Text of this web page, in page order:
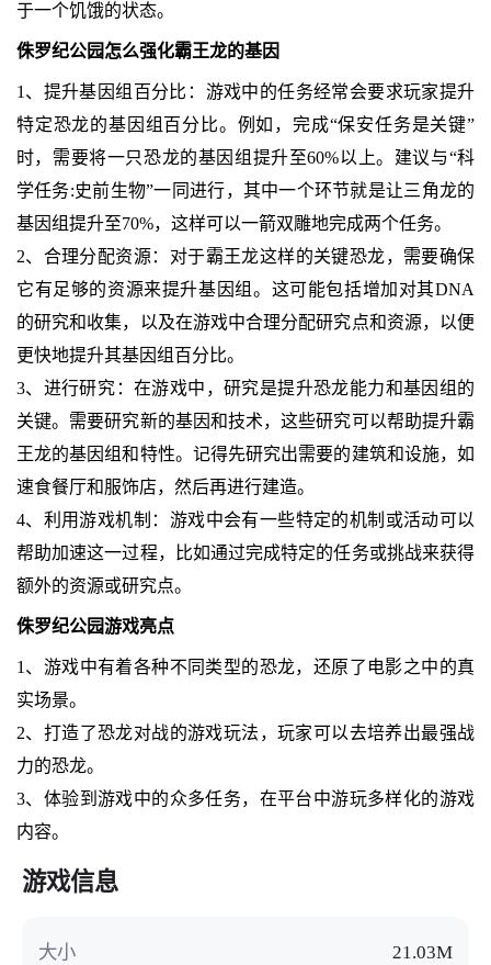
于一个饥饿的状态。
侏罗纪公园怎么强化霸王龙的基因
‌1、提升基因组百分比‌：游戏中的任务经常会要求玩家提升
特定恐龙的基因组百分比。例如，完成“保安任务是关键”
时，需要将一只恐龙的基因组提升至60%以上。建议与“科
学任务:史前生物”一同进行，其中一个环节就是让三角龙的
基因组提升至70%，这样可以一箭双雕地完成两个任务。
‌2、合理分配资源‌：对于霸王龙这样的关键恐龙，需要确保
它有足够的资源来提升基因组。这可能包括增加对其DNA
的研究和收集，以及在游戏中合理分配研究点和资源，以便
更快地提升其基因组百分比。
‌3、进行研究‌：在游戏中，研究是提升恐龙能力和基因组的
关键。需要研究新的基因和技术，这些研究可以帮助提升霸
王龙的基因组和特性。记得先研究出需要的建筑和设施，如
速食餐厅和服饰店，然后再进行建造。
4、利用游戏机制‌：游戏中会有一些特定的机制或活动可以
帮助加速这一过程，比如通过完成特定的任务或挑战来获得
额外的资源或研究点。
侏罗纪公园游戏亮点
1、游戏中有着各种不同类型的恐龙，还原了电影之中的真
实场景。
2、打造了恐龙对战的游戏玩法，玩家可以去培养出最强战
力的恐龙。
3、体验到游戏中的众多任务，在平台中游玩多样化的游戏
内容。
游戏信息
大小
21.03M